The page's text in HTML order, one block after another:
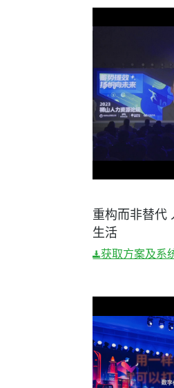
重构而非替代
生活
获取方案及系